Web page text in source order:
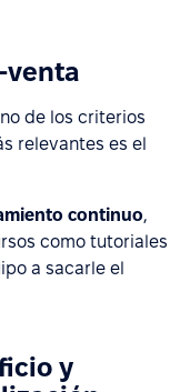
venta
de los criterios
relevantes es el
continuo,
como tutoriales
a sacarle el
y